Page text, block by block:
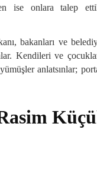
ise onlara talep
bakanları ve
Kendileri ve
anlatsınlar;